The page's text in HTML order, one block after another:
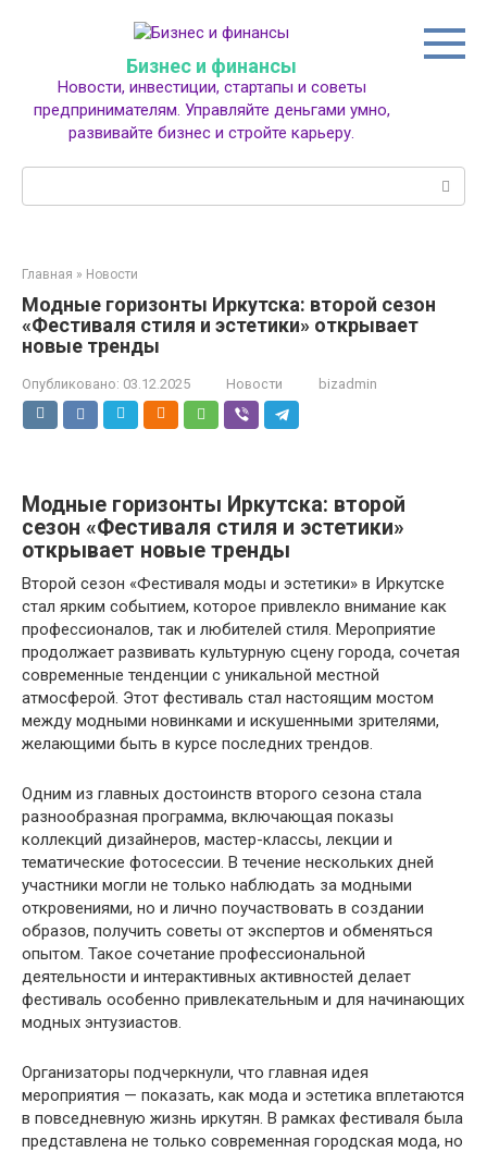
Бизнес и финансы
Новости, инвестиции, стартапы и советы
предпринимателям. Управляйте деньгами умно,
развивайте бизнес и стройте карьеру.
Главная » Новости
Модные горизонты Иркутска: второй сезон
«Фестиваля стиля и эстетики» открывает
новые тренды
Опубликовано: 03.12.2025 Новости bizadmin
Модные горизонты Иркутска: второй
сезон «Фестиваля стиля и эстетики»
открывает новые тренды
Второй сезон «Фестиваля моды и эстетики» в Иркутске
стал ярким событием, которое привлекло внимание как
профессионалов, так и любителей стиля. Мероприятие
продолжает развивать культурную сцену города, сочетая
современные тенденции с уникальной местной
атмосферой. Этот фестиваль стал настоящим мостом
между модными новинками и искушенными зрителями,
желающими быть в курсе последних трендов.
Одним из главных достоинств второго сезона стала
разнообразная программа, включающая показы
коллекций дизайнеров, мастер-классы, лекции и
тематические фотосессии. В течение нескольких дней
участники могли не только наблюдать за модными
откровениями, но и лично поучаствовать в создании
образов, получить советы от экспертов и обменяться
опытом. Такое сочетание профессиональной
деятельности и интерактивных активностей делает
фестиваль особенно привлекательным и для начинающих
модных энтузиастов.
Организаторы подчеркнули, что главная идея
мероприятия — показать, как мода и эстетика вплетаются
в повседневную жизнь иркутян. В рамках фестиваля была
представлена не только современная городская мода, но